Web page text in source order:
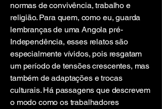
normas de convivência, trabalho e
religião. Para quem, como eu, guarda
lembranças de uma Angola pré-
Independência, esses relatos são
especialmente vívidos, pois resgatam
um período de tensões crescentes, mas
também de adaptações e trocas
culturais. Há passagens que descrevem
o modo como os trabalhadores